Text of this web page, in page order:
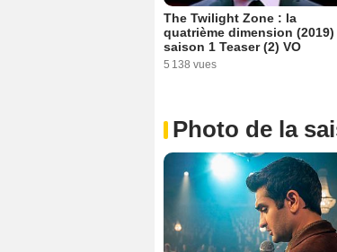
The Twilight Zone : la
quatrième dimension (2019)
saison 1 Teaser (2) VO
5 138 vues
Photo de la